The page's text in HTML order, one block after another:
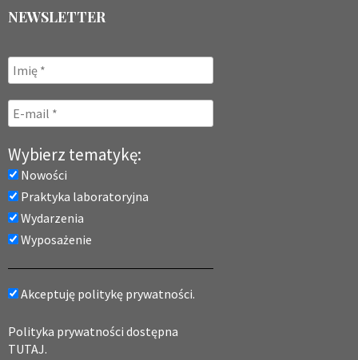
NEWSLETTER
Wybierz tematykę:
Nowości
Praktyka laboratoryjna
Wydarzenia
Wyposażenie
Akceptuję politykę prywatności.
Polityka prywatności dostępna
TUTAJ.